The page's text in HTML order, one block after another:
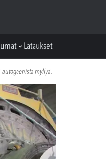
Lataukset
autogeenista myllyä.